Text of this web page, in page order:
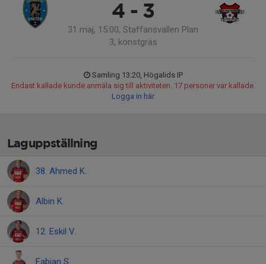
4 - 3
31 maj, 15:00, Staffansvallen Plan
3, konstgräs
Samling 13:20, Högalids IP
Endast kallade kunde anmäla sig till aktiviteten. 17 personer var kallade.
Logga in här
Laguppställning
38. Ahmed K.
Albin K.
12. Eskil V.
Fabian S.